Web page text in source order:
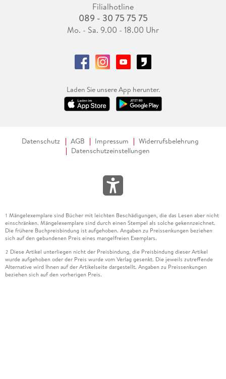
Filialhotline
089 - 30 75 75 75
Mo. - Sa. 9.00 - 18.00 Uhr
Laden Sie unsere App herunter.
Datenschutz AGB Impressum
Widerrufsbelehrung
Datenschutzeinstellungen
1 Mängelexemplare sind Bücher mit leichten Beschädigungen, die das Lesen aber nicht
einschränken. Mängelexemplare sind durch einen Stempel als solche gekennzeichnet.
Die frühere Buchpreisbindung ist aufgehoben. Angaben zu Preissenkungen beziehen
sich auf den gebundenen Preis eines mangelfreien Exemplars.
2 Diese Artikel unterliegen nicht der Preisbindung, die Preisbindung dieser Artikel
wurde aufgehoben oder der Preis wurde vom Verlag gesenkt. Die jeweils zutreffende
Alternative wird Ihnen auf der Artikelseite dargestellt. Angaben zu Preissenkungen
beziehen sich auf den vorherigen Preis.